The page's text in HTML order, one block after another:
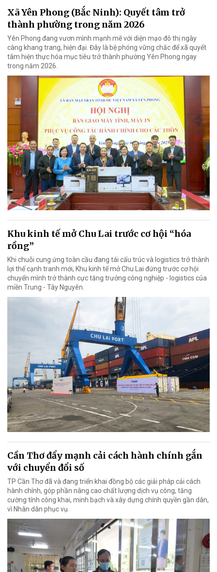
Xã Yên Phong (Bắc Ninh): Quyết tâm trở
thành phường trong năm 2026
Yên Phong đang vươn mình mạnh mẽ với diện mạo đô thị ngày
càng khang trang, hiện đại. Đây là bệ phóng vững chắc để xã quyết
tâm hiện thực hóa mục tiêu trở thành phường Yên Phong ngay
trong năm 2026.
Khu kinh tế mở Chu Lai trước cơ hội “hóa
rồng”
Khi chuỗi cung ứng toàn cầu đang tái cấu trúc và logistics trở thành
lợi thế cạnh tranh mới, Khu kinh tế mở Chu Lai đứng trước cơ hội
chuyển mình trở thành cực tăng trưởng công nghiệp - logistics của
miền Trung - Tây Nguyên.
Cần Thơ đẩy mạnh cải cách hành chính gắn
với chuyển đổi số
TP Cần Thơ đã và đang triển khai đồng bộ các giải pháp cải cách
hành chính, góp phần nâng cao chất lượng dịch vụ công, tăng
cường tính công khai, minh bạch và xây dựng chính quyền gần dân,
vì Nhân dân phục vụ.